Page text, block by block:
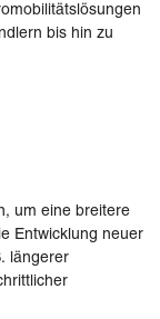
bis hin zu
um eine breitere
Entwicklung neuer
längerer